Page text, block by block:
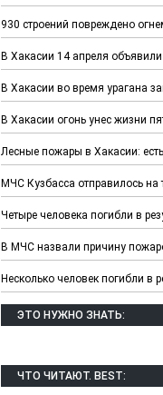
930 строений повреждено
В Хакасии 14 апреля
В Хакасии во время урагана
В Хакасии огонь унес жизни
Лесные пожары в Хакасии:
МЧС Кузбасса отправилось
Четыре человека погибли в
В МЧС назвали причину
Несколько человек погибли в
ЭТО НУЖНО ЗНАТЬ:
ЧТО ЧИТАЮТ. BEST: